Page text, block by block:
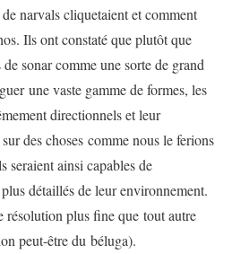
narvals cliquetaient et comment
Ils ont constaté que plutôt que
sonar comme une sorte de grand
une vaste gamme de formes, les
directionnels et leur
des choses comme nous le ferions
seraient ainsi capables de
détaillés de leur environnement.
résolution plus fine que tout autre
peut-être du béluga).